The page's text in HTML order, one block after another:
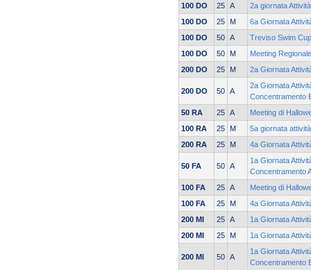
100 DO
25 A
2a giornata
100 DO
25 M
6a Giornata
100 DO
50 A
Treviso Swim Cup
100 DO
50 M
Meeting
200 DO
25 M 2a Giornata
200 DO 50 A
2a Giornata
Concentramento
50 RA
25 A
Meeting di
100 RA
25 M
5a giornata
200 RA
25 M 4a Giornata
50 FA 50 A
1a Giornata
Concentramento
100 FA
25 A
Meeting di
100 FA
25 M
4a Giornata
200 MI
25 A
1a Giornata
200 MI
25 M 1a Giornata
200 MI 50 A
1a Giornata
Concentramento